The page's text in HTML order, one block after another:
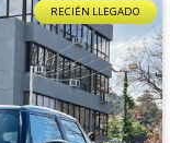
RECIÉN LLEGADO